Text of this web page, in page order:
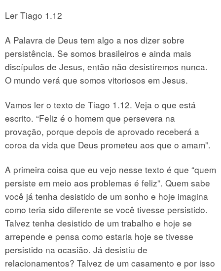
Ler Tiago 1.12
A Palavra de Deus tem algo a nos dizer sobre
persistência. Se somos brasileiros e ainda mais
discípulos de Jesus, então não desistiremos nunca.
O mundo verá que somos vitoriosos em Jesus.
Vamos ler o texto de Tiago 1.12. Veja o que está
escrito. “Feliz é o homem que persevera na
provação, porque depois de aprovado receberá a
coroa da vida que Deus prometeu aos que o amam”.
A primeira coisa que eu vejo nesse texto é que “quem
persiste em meio aos problemas é feliz”. Quem sabe
você já tenha desistido de um sonho e hoje imagina
como teria sido diferente se você tivesse persistido.
Talvez tenha desistido de um trabalho e hoje se
arrepende e pensa como estaria hoje se tivesse
persistido na ocasião. Já desistiu de
relacionamentos? Talvez de um casamento e por isso